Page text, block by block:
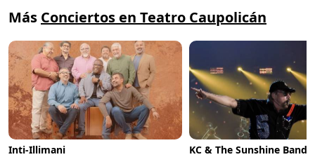
Más Conciertos en Teatro Caupolicán
Inti-Illimani KC & The Sunshine Band